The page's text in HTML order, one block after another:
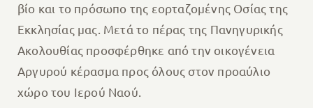
βίο και το πρόσωπο της εορταζομένης Οσίας της
Εκκλησίας μας. Μετά το πέρας της Πανηγυρικής
Ακολουθίας προσφέρθηκε από την οικογένεια
Αργυρού κέρασμα προς όλους στον προαύλιο
χώρο του Ιερού Ναού.